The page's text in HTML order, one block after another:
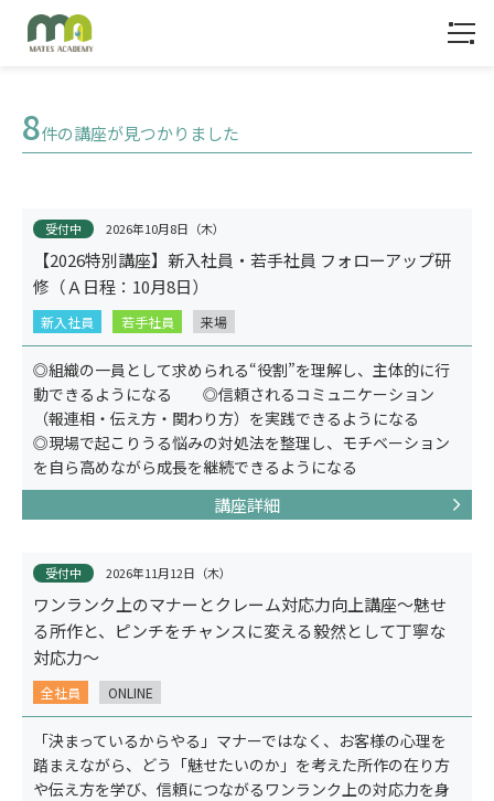
トップ
8件の講座が見つかりました
受付中 2026年10月8日（木）
【2026特別講座】新入社員・若手社員 フォローアップ研
修（Ａ日程：10月8日）
新入社員 若手社員 来場
◎組織の一員として求められる“役割”を理解し、主体的に行
動できるようになる ◎信頼されるコミュニケーション
（報連相・伝え方・関わり方）を実践できるようになる
◎現場で起こりうる悩みの対処法を整理し、モチベーション
を自ら高めながら成長を継続できるようになる
講座詳細
受付中 2026年11月12日（木）
ワンランク上のマナーとクレーム対応力向上講座～魅せ
る所作と、ピンチをチャンスに変える毅然として丁寧な
対応力～
全社員 ONLINE
「決まっているからやる」マナーではなく、お客様の心理を
踏まえながら、どう「魅せたいのか」を考えた所作の在り方
や伝え方を学び、信頼につながるワンランク上の対応力を身